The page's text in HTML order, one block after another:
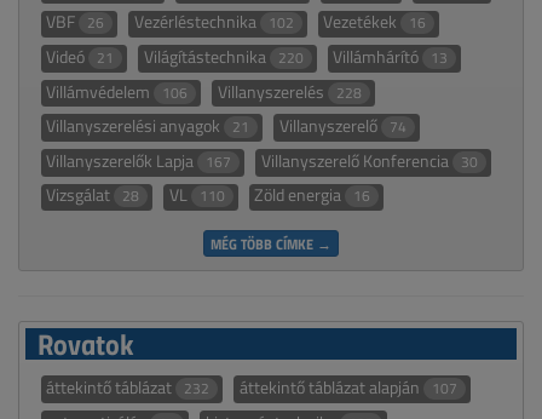
VBF 26 Vezérléstechnika 102 Vezetékek 16
Videó 21 Világítástechnika 220 Villámhárító 13
Villámvédelem 106 Villanyszerelés 228
Villanyszerelési anyagok 21 Villanyszerelő 74
Villanyszerelők Lapja 167 Villanyszerelő Konferencia 30
Vizsgálat 28 VL 110 Zöld energia 16
MÉG TÖBB CÍMKE →
Rovatok
áttekintő táblázat 232 áttekintő táblázat alapján 107